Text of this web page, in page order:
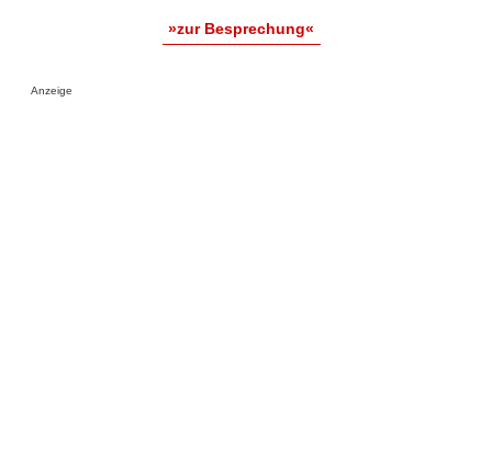
»zur Besprechung«
Anzeige